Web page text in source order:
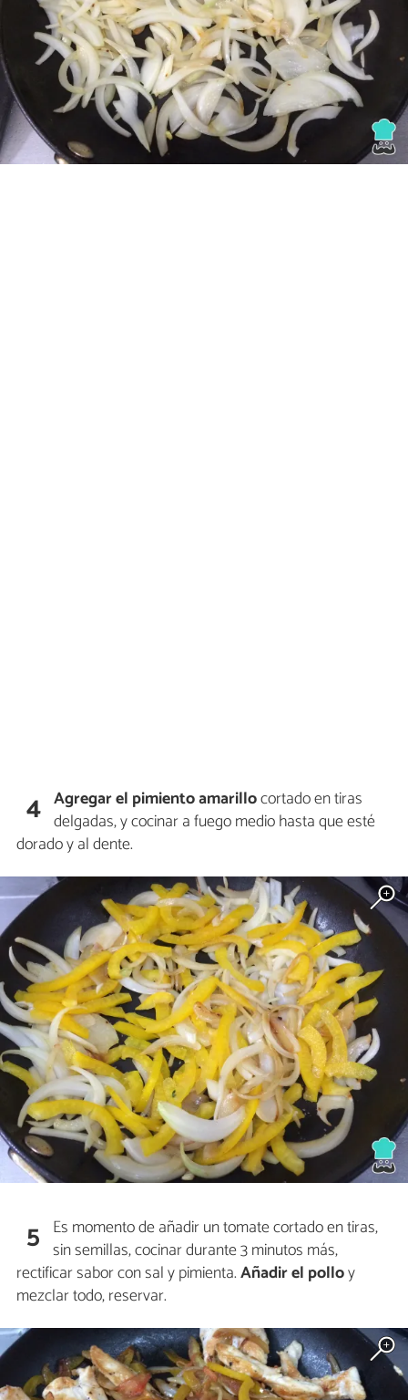
4 Agregar el pimiento amarillocortado en tiras
delgadas, y cocinar a fuego medio hasta que esté
dorado y al dente.
5 Es momento de añadir un tomate cortado en tiras,
sin semillas, cocinar durante 3 minutos más,
rectificar sabor con sal y pimienta.Añadir el polloy
mezclar todo, reservar.